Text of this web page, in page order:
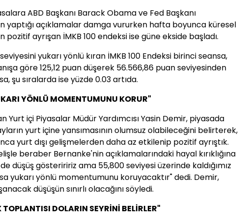
ABD Başkanı Barack Obama ve Fed Başkanı
yaptığı açıklamalar damga vururken hafta boyunca küresel
pozitif ayrışan İMKB 100 endeksi ise güne ekside başladı.
yukarı yönlü kıran İMKB 100 Endeksi birinci seansa,
göre 125,12 puan düşerek 56.566,86 puan seviyesinden
şu sıralarda ise yüzde 0.03 artıda.
YÖNLÜ MOMENTUMUNU KORUR"
Yurt içi Piyasalar Müdür Yardımcısı Yasin Demir, piyasada
yurt içine yansımasının olumsuz olabileceğini belirterek,
yurt dışı gelişmelerden daha az etkilenip pozitif ayrıştık.
beraber Bernanke'nin açıklamalarındaki hayal kırıklığına
düşüş gösteriririz ama 55,800 seviyesi üzerinde kaldığımız
yukarı yönlü momentumunu koruyacaktır" dedi. Demir,
düşüşün sınırlı olacağını söyledi.
TOPLANTISI DOLARIN SEYRİNİ BELİRLER"